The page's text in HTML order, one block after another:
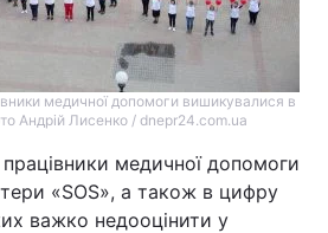
медичної допомоги вишикувалися в
Андрій Лисенко / dnepr24.com.ua
медичної допомоги
«SOS», а також в цифру
важко недооцінити у